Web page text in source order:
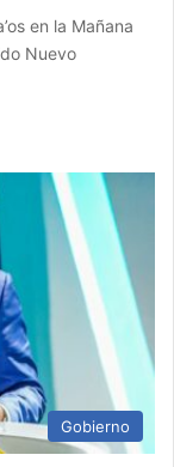
en la Mañana
Nuevo
Gobierno